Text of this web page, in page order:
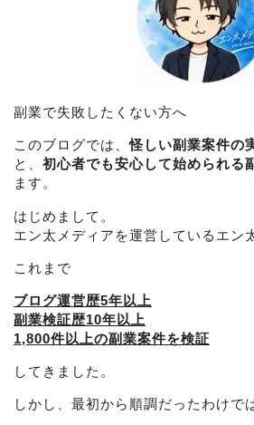
副業で失敗したくない方へ
このブログでは、怪しい副業案件の
と、 初心者でも安心して始められる
ます。
はじめまして。
エン太メディアを運営しているエン
これまで
ブログ運営歴5年以上
副業検証歴10年以上
1,800件以上の副業案件を検証
してきました。
しかし、最初から順調だったわけで